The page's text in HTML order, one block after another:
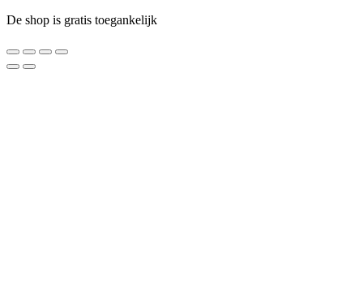
De shop is gratis toegankelijk